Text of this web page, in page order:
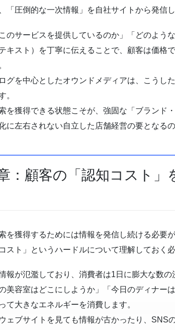
「圧倒的な一次情報」を自社サイトから発信
このサービスを提供しているのか」「どのよう
テキスト）を丁寧に伝えることで、顧客は価格
グを中心としたオウンドメディアは、こうし
。
を獲得できる状態こそが、強固な「ブランド
に左右されない自立した店舗経営の要となるの
：顧客の「認知コスト」
を獲得するためには情報を発信し続ける必要
コスト」というハードルについて理解しておく
報が氾濫しており、消費者は1日に膨大な数の
の美容室はどこにしようか」「今日のディナー
て大きなエネルギーを消費します。
ェブサイトを見ても情報が古かったり、SNS